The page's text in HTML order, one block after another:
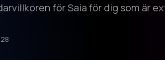
för Saia för dig som är